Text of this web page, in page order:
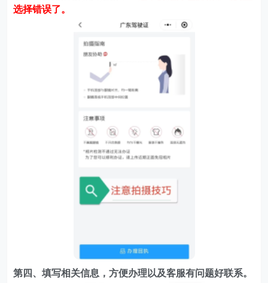
选择错误了。
第四、填写相关信息，方便办理以及客服有问题好联系。